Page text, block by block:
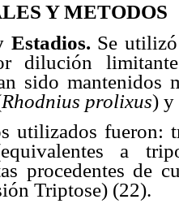
Y METODOS
Estadios. Se
dilución
sido mantenidos
Rhodnius prolixus) y
utilizados fueron:
a
procedentes de
Triptose) (22).